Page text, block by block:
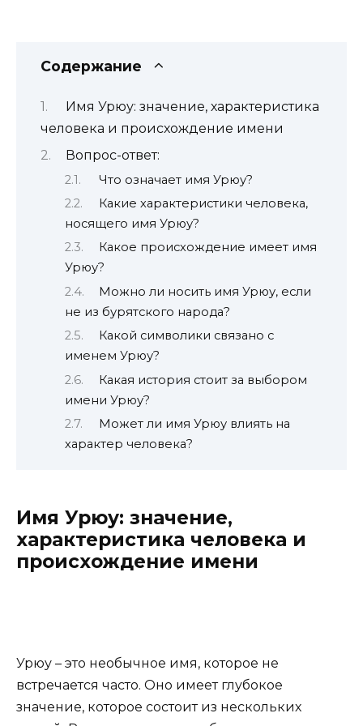
Содержание
Имя Урюу: значение, характеристика
человека и происхождение имени
Вопрос-ответ:
Что означает имя Урюу?
Какие характеристики человека,
носящего имя Урюу?
Какое происхождение имеет имя
Урюу?
Можно ли носить имя Урюу, если
не из бурятского народа?
Какой символики связано с
именем Урюу?
Какая история стоит за выбором
имени Урюу?
Может ли имя Урюу влиять на
характер человека?
Имя Урюу: значение,
характеристика человека и
происхождение имени
Урюу – это необычное имя, которое не
встречается часто. Оно имеет глубокое
значение, которое состоит из нескольких